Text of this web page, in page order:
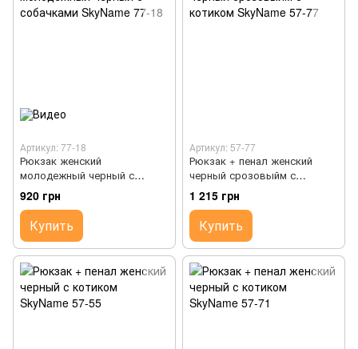
Артикул: 77-18
Рюкзак женский
молодежный черный с
собачками SkyName 77-18
920 грн
Купить
Артикул: 57-77
Рюкзак + пенал женский
черный срозовыйм с
котиком SkyName 57-77
1 215 грн
Купить